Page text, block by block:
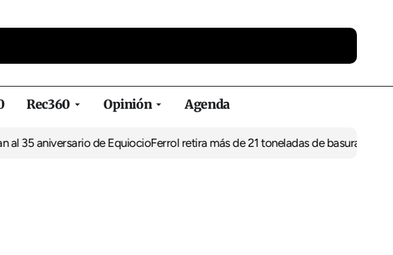
Rec360 Opinión Agenda
de EquiocioFerrol retira más de 21 toneladas de basura de